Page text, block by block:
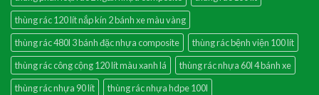
thùng rác 120 lít nắp kín 2 bánh xe màu vàng
thùng rác 480l 3 bánh đặc nhựa composite
thùng rác bệnh viện 100 lít
thùng rác công cộng 120 lít màu xanh lá
thùng rác nhựa 60l 4 bánh xe
thùng rác nhựa 90 lít
thùng rác nhựa hdpe 100l